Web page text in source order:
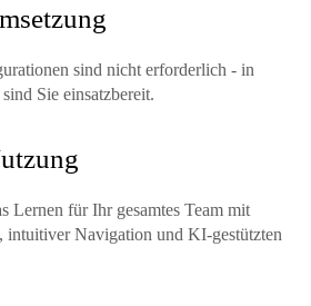
sind nicht erforderlich - in
Sie einsatzbereit.
Lernen für Ihr gesamtes Team mit
intuitiver Navigation und KI-gestützten